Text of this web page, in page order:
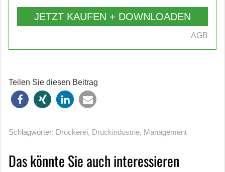
JETZT KAUFEN + DOWNLOADEN
AGB
Teilen Sie diesen Beitrag
Schlagwörter: Druckerei, Druckindustrie, Management
Das könnte Sie auch interessieren